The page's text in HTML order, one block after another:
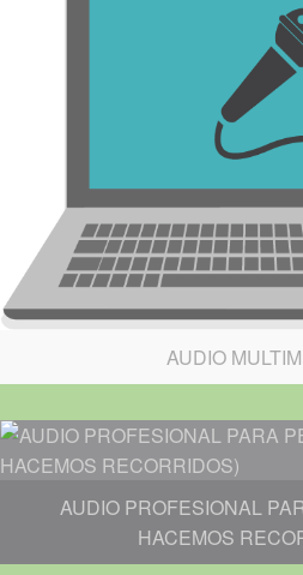
AUDIO
AUDIO PROFESIONAL
HACEMOS